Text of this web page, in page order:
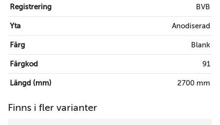
Registrering BVB
Yta Anodiserad
Färg Blank
Färgkod 91
Längd (mm) 2700 mm
Finns i fler varianter